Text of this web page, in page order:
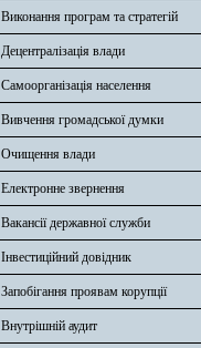
Виконання програм та стратегій
Децентралізація влади
Самоорганізація населення
Вивчення громадської думки
Очищення влади
Електронне звернення
Вакансії державної служби
Інвестиційний довідник
Запобігання проявам корупції
Внутрішній аудит